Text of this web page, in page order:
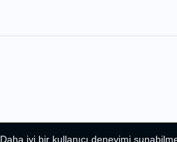
Daha iyi bir kullanıcı deneyimi